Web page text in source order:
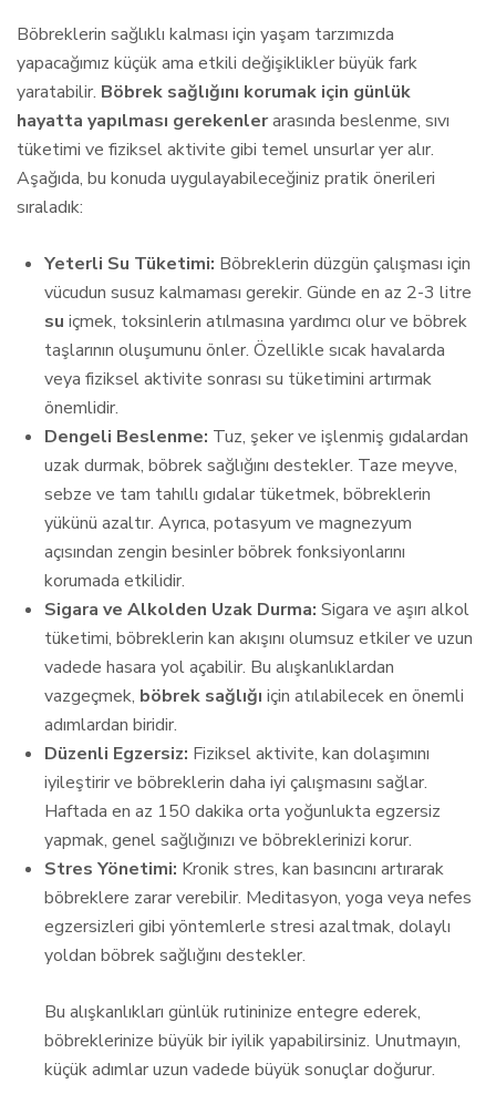
Böbreklerin sağlıklı kalması için yaşam tarzımızda
yapacağımız küçük ama etkili değişiklikler büyük fark
yaratabilir. Böbrek sağlığını korumak için günlük
hayatta yapılması gerekenlerarasında beslenme, sıvı
tüketimi ve fiziksel aktivite gibi temel unsurlar yer alır.
Aşağıda, bu konuda uygulayabileceğiniz pratik önerileri
sıraladık:
Yeterli Su Tüketimi: Böbreklerin düzgün çalışması için
vücudun susuz kalmaması gerekir. Günde en az 2-3 litre
su içmek, toksinlerin atılmasına yardımcı olur ve böbrek
taşlarının oluşumunu önler. Özellikle sıcak havalarda
veya fiziksel aktivite sonrası su tüketimini artırmak
önemlidir.
Dengeli Beslenme: Tuz, şeker ve işlenmiş gıdalardan
uzak durmak, böbrek sağlığını destekler. Taze meyve,
sebze ve tam tahıllı gıdalar tüketmek, böbreklerin
yükünü azaltır. Ayrıca, potasyum ve magnezyum
açısından zengin besinler böbrek fonksiyonlarını
korumada etkilidir.
Sigara ve Alkolden Uzak Durma: Sigara ve aşırı alkol
tüketimi, böbreklerin kan akışını olumsuz etkiler ve uzun
vadede hasara yol açabilir. Bu alışkanlıklardan
vazgeçmek, böbrek sağlığı için atılabilecek en önemli
adımlardan biridir.
Düzenli Egzersiz: Fiziksel aktivite, kan dolaşımını
iyileştirir ve böbreklerin daha iyi çalışmasını sağlar.
Haftada en az 150 dakika orta yoğunlukta egzersiz
yapmak, genel sağlığınızı ve böbreklerinizi korur.
Stres Yönetimi: Kronik stres, kan basıncını artırarak
böbreklere zarar verebilir. Meditasyon, yoga veya nefes
egzersizleri gibi yöntemlerle stresi azaltmak, dolaylı
yoldan böbrek sağlığını destekler.
Bu alışkanlıkları günlük rutininize entegre ederek,
böbreklerinize büyük bir iyilik yapabilirsiniz. Unutmayın,
küçük adımlar uzun vadede büyük sonuçlar doğurur.